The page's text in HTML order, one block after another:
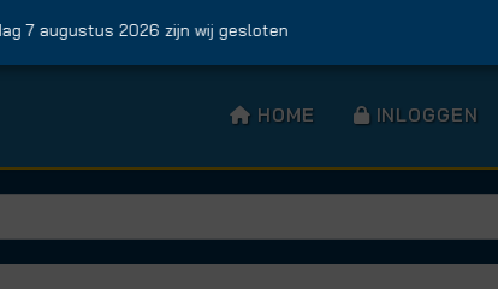
7 augustus 2026 zijn wij gesloten
HOME INLOGGEN